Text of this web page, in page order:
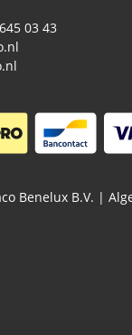
03 43
Benelux B.V. |